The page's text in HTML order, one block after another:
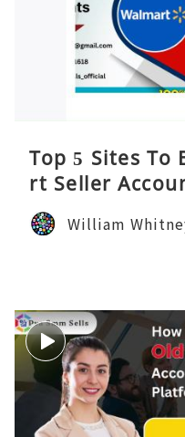
Top 5 Sites To
rt Seller
William